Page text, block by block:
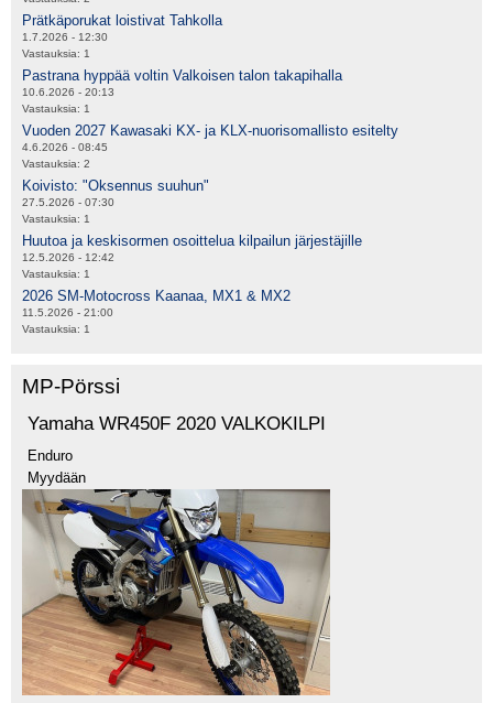
Prätkäporukat loistivat Tahkolla
1.7.2026 - 12:30
Vastauksia: 1
Pastrana hyppää voltin Valkoisen talon takapihalla
10.6.2026 - 20:13
Vastauksia: 1
Vuoden 2027 Kawasaki KX- ja KLX-nuorisomallisto esitelty
4.6.2026 - 08:45
Vastauksia: 2
Koivisto: "Oksennus suuhun"
27.5.2026 - 07:30
Vastauksia: 1
Huutoa ja keskisormen osoittelua kilpailun järjestäjille
12.5.2026 - 12:42
Vastauksia: 1
2026 SM-Motocross Kaanaa, MX1 & MX2
11.5.2026 - 21:00
Vastauksia: 1
MP-Pörssi
Yamaha WR450F 2020 VALKOKILPI
Enduro
Myydään